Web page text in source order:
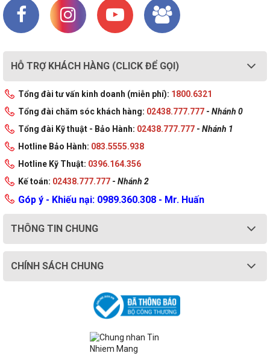
HỖ TRỢ KHÁCH HÀNG (CLICK ĐỂ GỌI)
Tổng đài tư vấn kinh doanh (miễn phí): 1800.6321
Tổng đài chăm sóc khách hàng: 02438.777.777 - Nhánh 0
Tổng đài Kỹ thuật - Bảo Hành: 02438.777.777 - Nhánh 1
Hotline Bảo Hành: 083.5555.938
Hotline Kỹ Thuật: 0396.164.356
Kế toán: 02438.777.777 - Nhánh 2
Góp ý - Khiếu nại: 0989.360.308 - Mr. Huấn
THÔNG TIN CHUNG
CHÍNH SÁCH CHUNG